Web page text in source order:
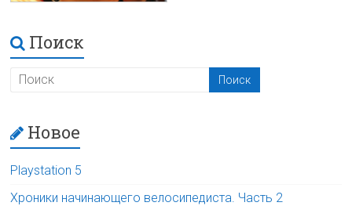
Поиск
Новое
Playstation 5
Хроники начинающего велосипедиста. Часть 2